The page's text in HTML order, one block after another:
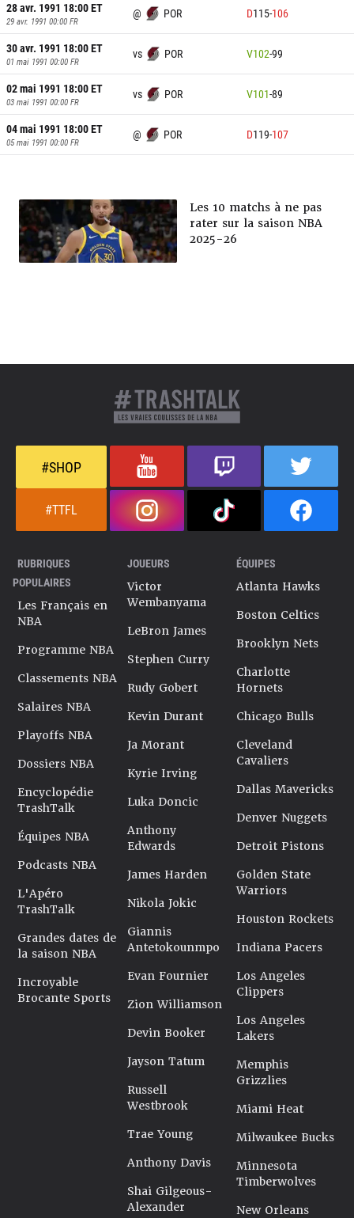
28 avr. 1991 18:00ET
29 avr. 1991 00:00 FR
@ POR D115-106
30 avr. 1991 18:00ET
01 mai 1991 00:00 FR
vs POR V102-99
02 mai 1991 18:00ET
03 mai 1991 00:00 FR
vs POR V101-89
04 mai 1991 18:00ET
05 mai 1991 00:00 FR
@ POR D119-107
Les 10 matchs à ne pas
rater sur la saison NBA
2025-26
#SHOP
#TTFL
RUBRIQUES
POPULAIRES
Les Français en
NBA
Programme NBA
Classements NBA
Salaires NBA
Playoffs NBA
Dossiers NBA
Encyclopédie
TrashTalk
Équipes NBA
Podcasts NBA
L'Apéro
TrashTalk
Grandes dates de
la saison NBA
Incroyable
Brocante Sports
JOUEURS
Victor
Wembanyama
LeBron James
Stephen Curry
Rudy Gobert
Kevin Durant
Ja Morant
Kyrie Irving
Luka Doncic
Anthony
Edwards
James Harden
Nikola Jokic
Giannis
Antetokounmpo
Evan Fournier
Zion Williamson
Devin Booker
Jayson Tatum
Russell
Westbrook
Trae Young
Anthony Davis
Shai Gilgeous-
Alexander
ÉQUIPES
Atlanta Hawks
Boston Celtics
Brooklyn Nets
Charlotte
Hornets
Chicago Bulls
Cleveland
Cavaliers
Dallas Mavericks
Denver Nuggets
Detroit Pistons
Golden State
Warriors
Houston Rockets
Indiana Pacers
Los Angeles
Clippers
Los Angeles
Lakers
Memphis
Grizzlies
Miami Heat
Milwaukee Bucks
Minnesota
Timberwolves
New Orleans